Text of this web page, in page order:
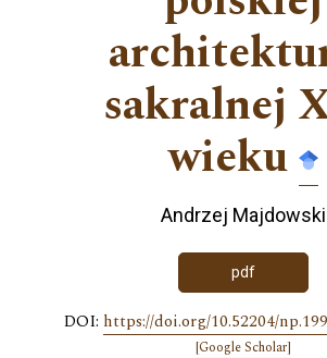
sakralnej
wieku
Andrzej Majdowski
pdf
DOI: https://doi.org/10.52204/
[Google Scholar]